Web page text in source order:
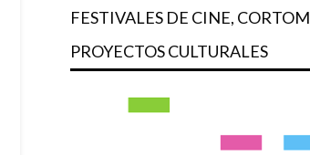
FESTIVALES DE CINE,
PROYECTOS CULTURALES